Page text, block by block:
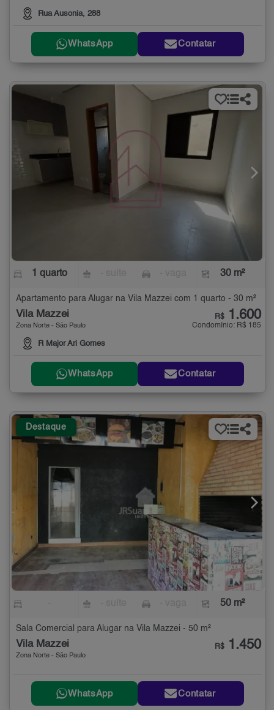
Rua Ausonia, 288
WhatsApp Contatar
1 quarto 30 m²
Apartamento para Alugar na Vila Mazzei com 1 quarto - 30 m²
Vila Mazzei
Zona Norte - São Paulo
R Major Ari Gomes
R$ 1.600
Condomínio: R$ 185
WhatsApp Contatar
Destaque
50 m²
Sala Comercial para Alugar na Vila Mazzei - 50 m²
Vila Mazzei
Zona Norte - São Paulo
R$ 1.450
WhatsApp Contatar